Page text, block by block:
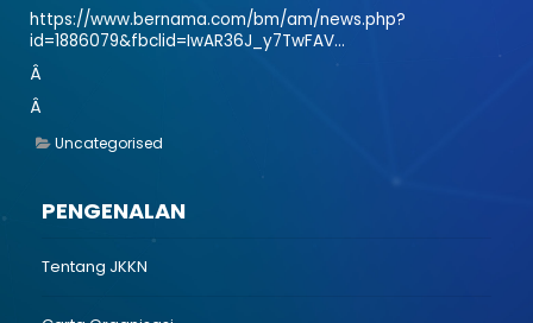
https://www.bernama.com/bm/am/news.php?
id=1886079&fbclid=IwAR36J_y7TwFAV...
Â
Â
Uncategorised
PENGENALAN
Tentang JKKN